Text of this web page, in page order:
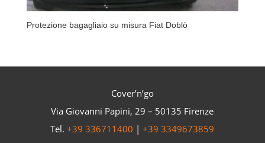
Protezione bagagliaio su misura Fiat Doblò
Cover’n’go
Via Giovanni Papini, 29 – 50135 Firenze
Tel.+39 336711400 |+39 3349673859